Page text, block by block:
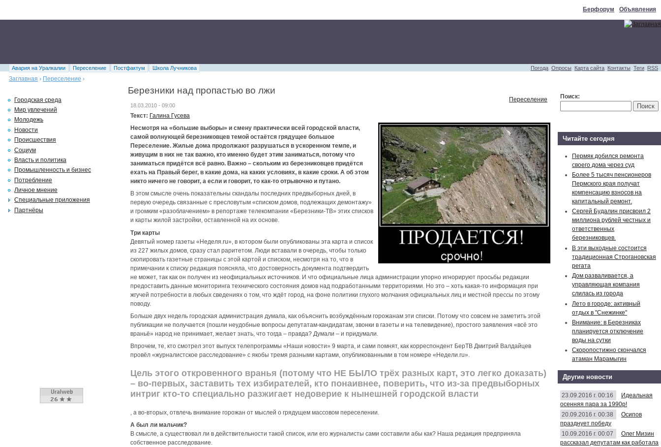
Берфорум Объявления
Погода Опросы Карта сайта Контакты Теги RSS
Авария на Уралкалии Переселение Постфактум
Школа Лучникова
Заглавная › Переселение ›
Березники над пропастью во лжи
Переселение
18.03.2010 - 09:00
Текст: Галина Гусева
Несмотря на «большие выборы» и смену практически всей городской власти,
самой волнующей березниковцев темой остаётся грядущее большое
Переселение. Жилые дома продолжают разрушаться в ускоренном темпе, и
живущим в них не так важно, кто именно будет этим заниматься, потому что
заниматься придётся всё равно. Важно – скольким из березниковцев придётся
ехать на Правый берег, в какие дома, на каких условиях, в какие сроки. А об этом
никто ничего не говорит, а если и говорит, то как-то отрывочно и путано.
В этом смысле очень показательны скандалы последних предвыборных дней, в
первую очередь связанные с пресловутым «списком домов, подлежащих демонтажу»
и громким «разоблачением» в репортаже телекомпании «Березники-ТВ» этих списков
и карты жилой застройки, оставленной на их основе.
Три карты
Девятый номер газеты «Неделя.ru», в котором были опубликованы эта карта и список
из 227 жилых домов, сразу стал раритетом. Люди вставали в очередь, чтобы только
скопировать газетные страницы с этой картой и списком, несмотря на то, что в
примечании к списку редакция поясняла, что достоверность документа подтвердить
не может, так как он получен из неофициальных источников. И что официальные лица администрации упорно игнорируют просьбы редакции
предоставить данные мониторинга технического состояния домов над подработанными территориями. Но это – хоть какая-то информация при
жгучей потребности в любых сведениях о том, что ждёт город, на фоне политики глухого молчания официальных лиц и местной прессы по этому
поводу.
Больше двух недель городская администрация думала, как объяснить возбуждённым горожанам эти списки. Потому что совсем не заметить этой
публикации не получается (пошли неудобные вопросы депутатам-кандидатам, звонки в газеты и на телевидение), простого заявления «всё это
враньё» народ не принимает, желает знать, что тогда – правда? Думали – и придумали.
Впрочем, те, кто смотрел этот выпуск телепрограммы «Наши новости» 9 марта, и сами помнят, как корреспондент БерТВ Дмитрий Валдайцев
провёл «журналистское расследование» с якобы тремя разными картами, опубликованными в том номере «Недели.ru».
Цель этого откровенного вранья (потому что НЕ БЫЛО трёх разных карт, это легко доказать)
– во-первых, заставить тех избирателей, кто понаивнее, поверить, что из-за предвыборных
интриг кто-то специально разжигает недоверие к нынешней городской власти
, а во-вторых, отвлечь внимание горожан от мыслей о грядущем массовом переселении.
А был ли мальчик?
В смысле, а существовал ли в действительности такой список, или его журналисты сами составили абы как? Наша редакция предприняла
собственное расследование.
Городская среда
Мир увлечений
Молодежь
Новости
Происшествия
Социум
Власть и политика
Промышленность и бизнес
Потребление
Личное мнение
Специальные приложения
Партнёры
Поиск:
Читайте сегодня
Пермяк добился ремонта
своего дома через суд
Более 5 тысяч пенсионеров
Пермского края получат
компенсацию взносов на
капитальный ремонт.
Сергей Будалин присвоил 2
миллиона рублей честных и
ответственных
березниковцев.
В эти выходные состоится
традиционная Строгановская
регата
Дом разваливается, а
управляющая компания
слилась из города
Лето в городе: активный
отдых в "Снежинке"
Внимание: в Березниках
планируется отключение
воды на сутки
Скоропостижно скончался
атаман Марамыгин
Другие новости
23.09.2016 г. 00:16
Идеальная
осенняя пара за 1990р!
20.09.2016 г. 00:38
Осипов
празднует победу
10.09.2016 г. 00:07
Олег Мизин
рассказал депутатам как работала